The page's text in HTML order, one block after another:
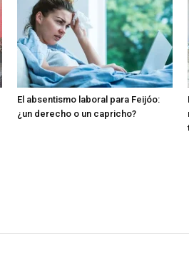
El absentismo laboral para Feijóo:
¿un derecho o un capricho?